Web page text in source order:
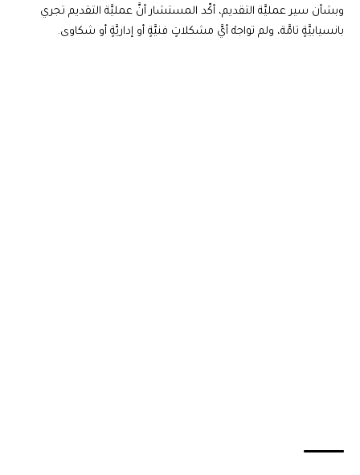
وبشأن سير عمليَّة التقديم، أكّد المستشار أنَّ عمليَّة التقديم تجري
بانسيابيَّةٍ تامَّة، ولم تواجهْ أيَّ مشكلاتٍ فنيَّةٍ أو إداريَّةٍ أو شكاوى.